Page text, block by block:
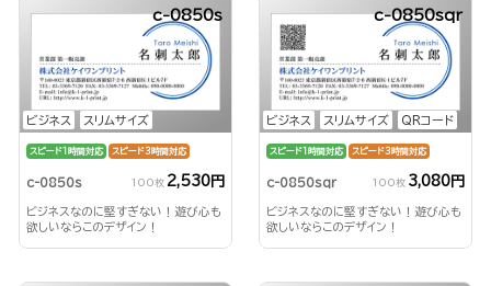
ビジネス スリムサイズ
c-0850s
スピード1時間対応 スピード3時間対応
c-0850s 100枚 2,530円
ビジネスなのに堅すぎない！遊び心も
欲しいならこのデザイン！
ビジネス スリムサイズ QRコード
c-0850sqr
スピード1時間対応 スピード3時間対応
c-0850sqr 100枚 3,080円
ビジネスなのに堅すぎない！遊び心も
欲しいならこのデザイン！